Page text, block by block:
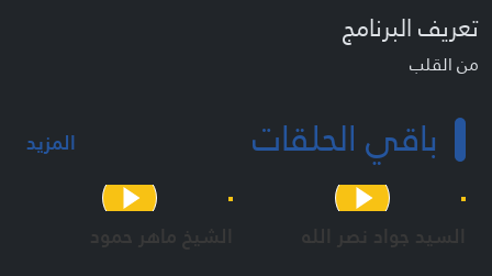
تعريف البرنامج
من القلب
باقي الحلقات المزيد
السيد جواد نصر الله الشيخ ماهر حمود